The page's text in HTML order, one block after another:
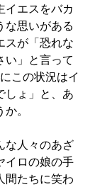
イエスをバカ
な思いがある
スが「恐れな
い」と言って
この状況はイ
しょ」と、あ
。
な人々のあざ
イロの娘の手
間たちに笑わ